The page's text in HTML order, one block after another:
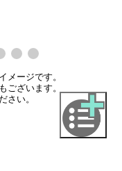
メージです。
ございます。
さい。